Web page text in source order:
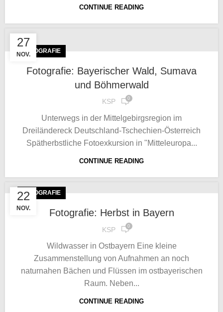
CONTINUE READING
27
NOV.FOTOGRAFIE
Fotografie: Bayerischer Wald, Sumava
und Böhmerwald
KSP 0
Unterwegs in der Mittelgebirgsregion im
Dreiländereck Deutschland-Tschechien-Österreich
Spätherbstliche Fotoexkursion in "Mitteleuropa...
CONTINUE READING
22
NOV.
FOTOGRAFIE
Fotografie: Herbst in Bayern
KSP 0
Wildwasser in Ostbayern Eine kleine
Zusammenstellung von Aufnahmen an noch
naturnahen Bächen und Flüssen im ostbayerischen
Raum. Neben...
CONTINUE READING